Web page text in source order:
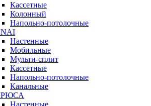
Кассетные
Колонный
Напольно-потолочные
Настенные
Мобильные
Мульти-сплит
Кассетные
Напольно-потолочные
Канальные
Настенные